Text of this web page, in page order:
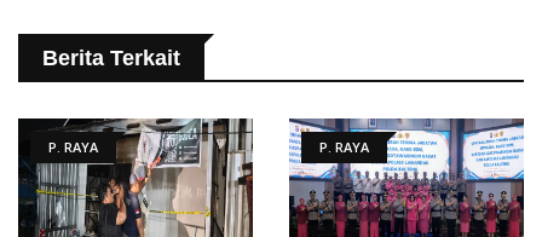
Berita Terkait
P. RAYA P. RAYA